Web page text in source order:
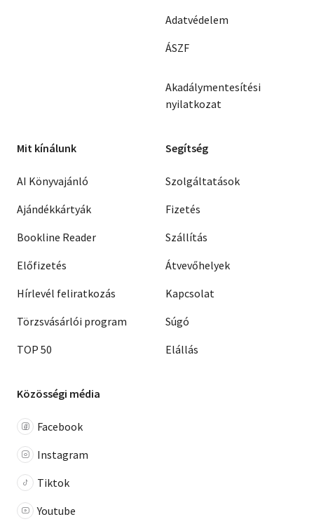
Adatvédelem
ÁSZF
Akadálymentesítési
nyilatkozat
Mit kínálunk
AI Könyvajánló
Ajándékkártyák
Bookline Reader
Előfizetés
Hírlevél feliratkozás
Törzsvásárlói program
TOP 50
Segítség
Szolgáltatások
Fizetés
Szállítás
Átvevőhelyek
Kapcsolat
Súgó
Elállás
Közösségi média
Facebook
Instagram
Tiktok
Youtube